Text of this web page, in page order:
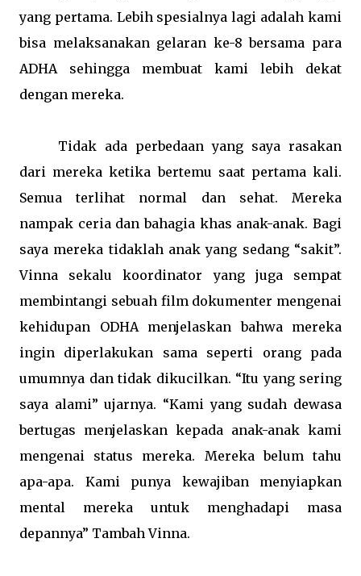
yang pertama. Lebih spesialnya lagi adalah kami
bisa melaksanakan gelaran ke-8 bersama para
ADHA sehingga membuat kami lebih dekat
dengan mereka.
Tidak ada perbedaan yang saya rasakan
dari mereka ketika bertemu saat pertama kali.
Semua terlihat normal dan sehat. Mereka
nampak ceria dan bahagia khas anak-anak. Bagi
saya mereka tidaklah anak yang sedang “sakit”.
Vinna sekalu koordinator yang juga sempat
membintangi sebuah film dokumenter mengenai
kehidupan ODHA menjelaskan bahwa mereka
ingin diperlakukan sama seperti orang pada
umumnya dan tidak dikucilkan. “Itu yang sering
saya alami” ujarnya. “Kami yang sudah dewasa
bertugas menjelaskan kepada anak-anak kami
mengenai status mereka. Mereka belum tahu
apa-apa. Kami punya kewajiban menyiapkan
mental mereka untuk menghadapi masa
depannya” Tambah Vinna.